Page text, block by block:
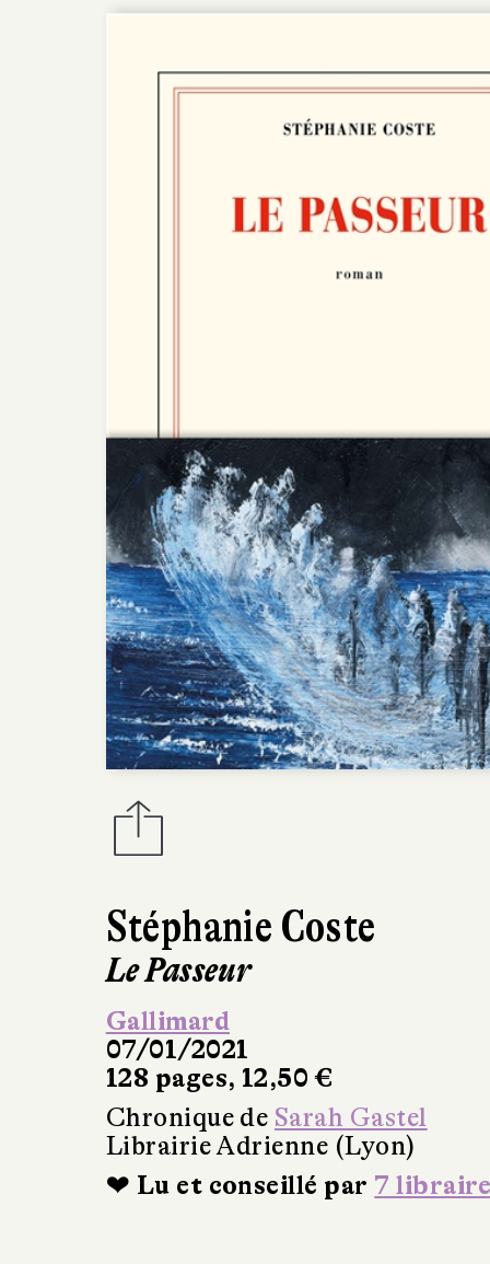
Stéphanie Coste
Le Passeur
Gallimard
07/01/2021
128 pages, 12,50 €
Chronique de Sarah Gastel
Librairie Adrienne (Lyon)
❤ Lu et conseillé par 7